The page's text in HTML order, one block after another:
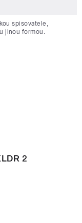
spisovatele,
jinou formou.
2